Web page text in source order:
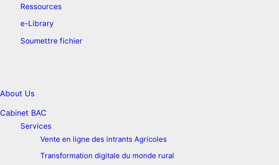
Ressources
e-Library
Soumettre fichier
About Us
Cabinet BAC
Services
Vente en ligne des intrants Agricoles
Transformation digitale du monde rural